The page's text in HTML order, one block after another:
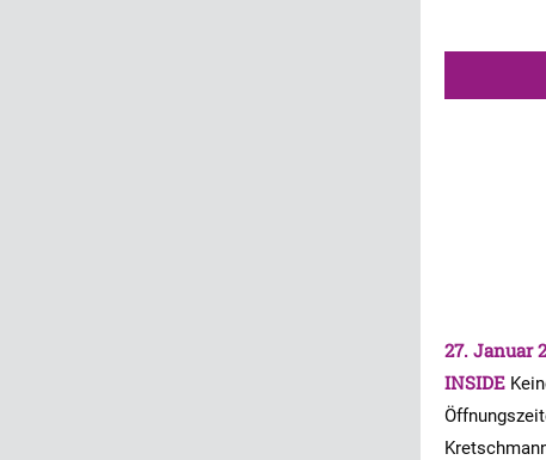
27. Januar
INSIDE